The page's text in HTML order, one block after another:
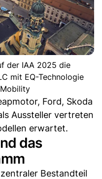
der IAA 2025 die
mit EQ-Technologie
Ford, Skoda
Aussteller vertreten
erwartet.
das
Bestandteil